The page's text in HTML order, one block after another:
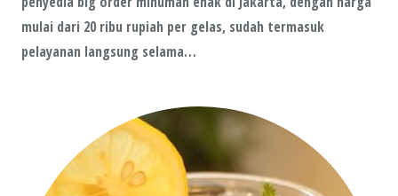
mulai dari 20 ribu rupiah per gelas, sudah termasuk
pelayanan langsung selama…